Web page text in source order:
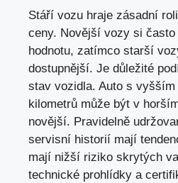
Stáří vozu hraje zásadní
ceny. Novější vozy si
hodnotu, zatímco starší
dostupnější. Je důležité
stav vozidla. Auto s
kilometrů může být v
novější. Pravidelně
servisní historií mají
mají nižší riziko skrytých
technické prohlídky a